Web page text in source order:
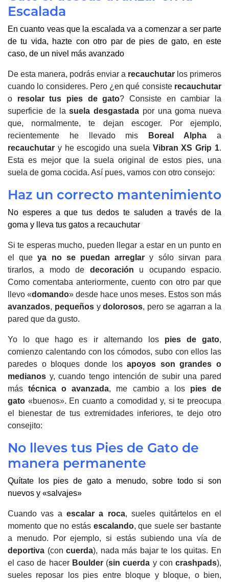
Escalada
En cuanto veas que la escalada va a comenzar a ser parte
de tu vida, hazte con otro par de pies de gato, en este
caso, de un nivel más avanzado
De esta manera, podrás enviar a recauchutar los primeros
cuando lo consideres. Pero ¿en qué consiste recauchutar
o resolar tus pies de gato? Consiste en cambiar la
superficie de lasuela desgastada por una goma nueva
que, normalmente, te dejan escoger. Por ejemplo,
recientemente he llevado mis
Boreal Alpha a
recauchutar y he escogido una suela Vibran XS Grip 1.
Esta es mejor que la suela original de estos pies, una
suela de goma cocida. Así pues, vamos con otro consejo:
Haz un correcto mantenimiento
No esperes a que tus dedos te saluden a través de la
goma y lleva tus gatos a recauchutar
Si te esperas mucho, pueden llegar a estar en un punto en
el queya no se puedan arreglar y sólo sirvan para
tirarlos, a modo de decoración u ocupando espacio.
Como comentaba anteriormente, cuento con otro par que
llevo «domando» desde hace unos meses. Estos son más
avanzados, pequeñosydolorosos, pero se agarran a la
pared que da gusto.
Yo lo que hago es ir alternando los pies de gato,
comienzo calentando con los cómodos, subo con ellos las
paredes o bloques donde losapoyos son grandes o
medianos y, cuando tengo intención de subir una pared
mástécnica o avanzada, me cambio a los pies de
gato «buenos». En cuanto a comodidad y, si te preocupa
el bienestar de tus extremidades inferiores, te dejo otro
consejito:
No lleves tus Pies de Gato de
manera permanente
Quítate los pies de gato a menudo, sobre todo si son
nuevos y «salvajes»
Cuando vas aescalar a roca, sueles quitártelos en el
momento que no estás escalando, que suele ser bastante
a menudo. Por ejemplo, si estás subiendo una vía de
deportiva (concuerda), nada más bajar te los quitas. En
el caso de hacerBoulder(sin cuerda y concrashpads),
sueles reposar los pies entre bloque y bloque, o bien,